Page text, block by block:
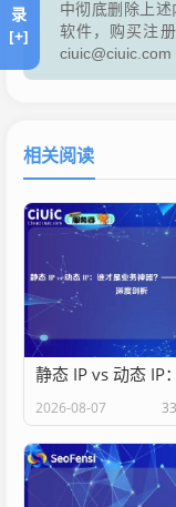
中彻底删除上
软件，购买注
ciuic@ciuic.com
相关阅读
2026-08-07
录
[+]